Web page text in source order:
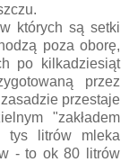
których są setki
poza oborę,
po kilkadziesiąt
przez
przestaje
"zakładem
tys litrów mleka
- to ok 80 litrów